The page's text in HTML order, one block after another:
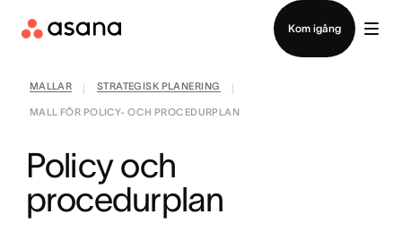
Kom igång
MALLAR STRATEGISK PLANERING
MALL FÖR POLICY- OCH PROCEDURPLAN
Policy och
procedurplan